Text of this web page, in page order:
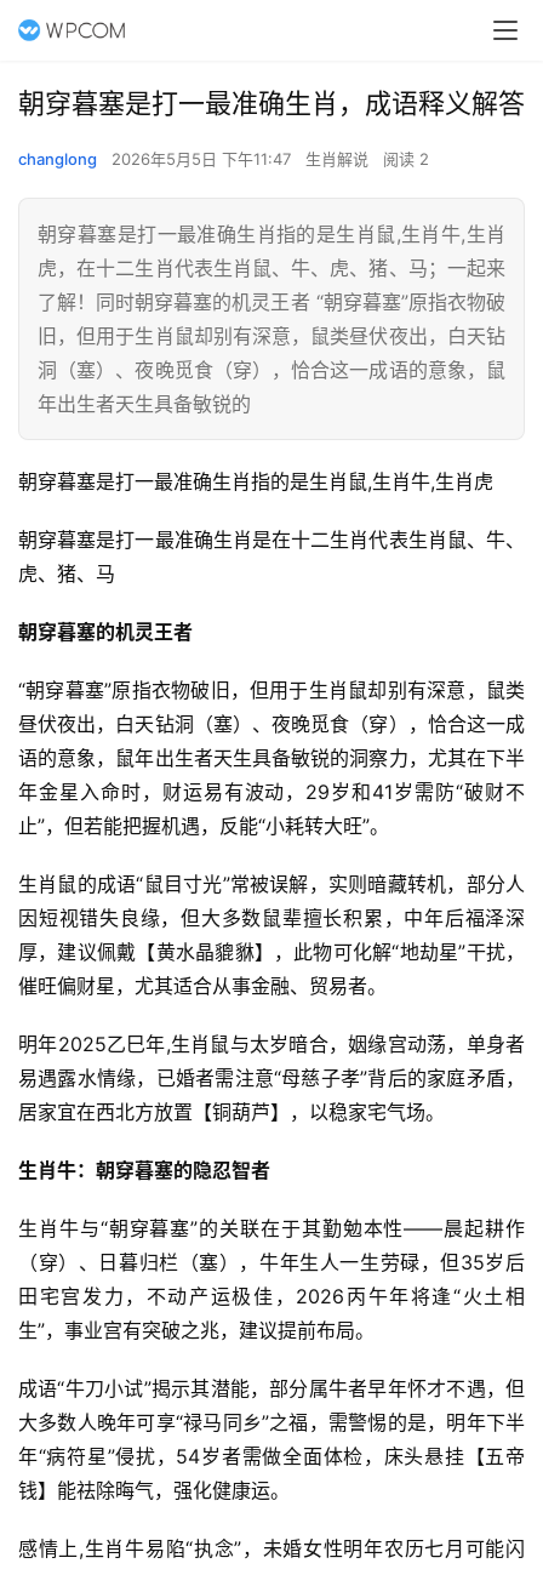
朝穿暮塞是打一最准确生肖，成语释义解答
changlong 2026年5月5日 下午11:47 生肖解说 阅读 2
朝穿暮塞是打一最准确生肖指的是生肖鼠,生肖牛,生肖
虎，在十二生肖代表生肖鼠、牛、虎、猪、马；一起来
了解！同时朝穿暮塞的机灵王者 “朝穿暮塞”原指衣物破
旧，但用于生肖鼠却别有深意，鼠类昼伏夜出，白天钻
洞（塞）、夜晚觅食（穿），恰合这一成语的意象，鼠
年出生者天生具备敏锐的
朝穿暮塞是打一最准确生肖指的是生肖鼠,生肖牛,生肖虎
朝穿暮塞是打一最准确生肖是在十二生肖代表生肖鼠、牛、
虎、猪、马
朝穿暮塞的机灵王者
“朝穿暮塞”原指衣物破旧，但用于生肖鼠却别有深意，鼠类
昼伏夜出，白天钻洞（塞）、夜晚觅食（穿），恰合这一成
语的意象，鼠年出生者天生具备敏锐的洞察力，尤其在下半
年金星入命时，财运易有波动，29岁和41岁需防“破财不
止”，但若能把握机遇，反能“小耗转大旺”。
生肖鼠的成语“鼠目寸光”常被误解，实则暗藏转机，部分人
因短视错失良缘，但大多数鼠辈擅长积累，中年后福泽深
厚，建议佩戴【黄水晶貔貅】，此物可化解“地劫星”干扰，
催旺偏财星，尤其适合从事金融、贸易者。
明年2025乙巳年,生肖鼠与太岁暗合，姻缘宫动荡，单身者
易遇露水情缘，已婚者需注意“母慈子孝”背后的家庭矛盾，
居家宜在西北方放置【铜葫芦】，以稳家宅气场。
生肖牛：朝穿暮塞的隐忍智者
生肖牛与“朝穿暮塞”的关联在于其勤勉本性——晨起耕作
（穿）、日暮归栏（塞），牛年生人一生劳碌，但35岁后
田宅宫发力，不动产运极佳，2026丙午年将逢“火土相
生”，事业宫有突破之兆，建议提前布局。
成语“牛刀小试”揭示其潜能，部分属牛者早年怀才不遇，但
大多数人晚年可享“禄马同乡”之福，需警惕的是，明年下半
年“病符星”侵扰，54岁者需做全面体检，床头悬挂【五帝
钱】能祛除晦气，强化健康运。
感情上,生肖牛易陷“执念”，未婚女性明年农历七月可能闪